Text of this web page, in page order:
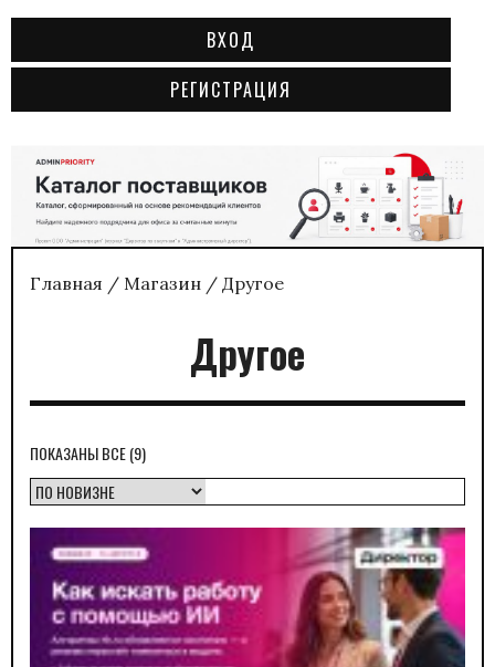
ВХОД
РЕГИСТРАЦИЯ
Главная / Магазин / Другое
Другое
ПОКАЗАНЫ ВСЕ (9)СОРТИРОВКА:
САМЫЕ
НЕДАВНИЕ